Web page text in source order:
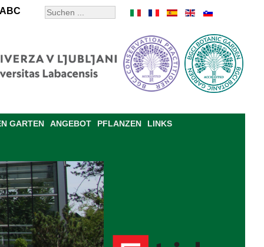
ABC
GARTEN ANGEBOT PFLANZEN LINKS